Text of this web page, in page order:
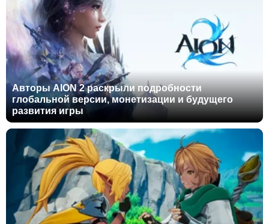
Авторы AION 2 раскрыли подробности
глобальной версии, монетизации и будущего
развития игры